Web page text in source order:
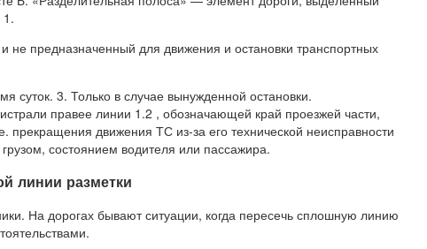
1.
предназначенный для движения и остановки транспортных
суток. 3. Только в случае вынужденной остановки.
правее линии 1.2 , обозначающей край проезжей части,
прекращения движения ТС из-за его технической неисправности
состоянием водителя или пассажира.
линии разметки
На дорогах бывают ситуации, когда пересечь сплошную линию